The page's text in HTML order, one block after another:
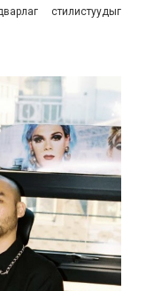
стилистуудыг